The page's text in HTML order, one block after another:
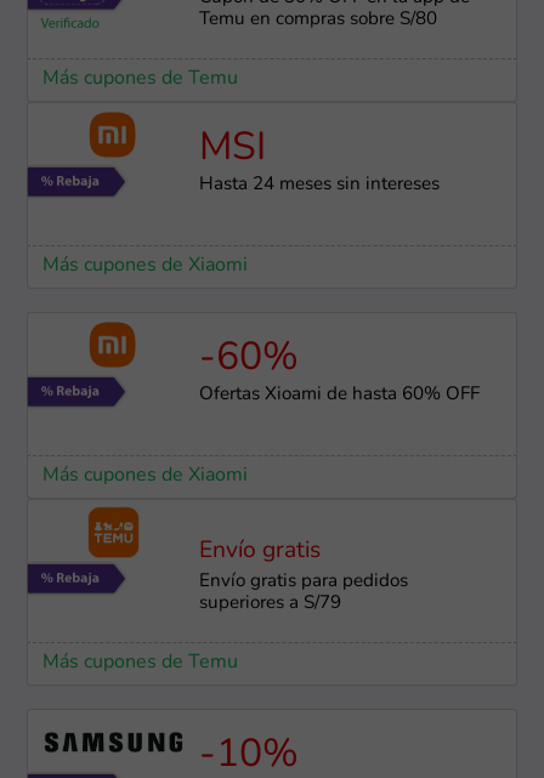
Temu en compras sobre S/80
Más cupones de Temu
MSI
Hasta 24 meses sin intereses
Más cupones de Xiaomi
-60%
Ofertas Xioami de hasta 60% OFF
Más cupones de Xiaomi
Envío gratis
Envío gratis para pedidos
superiores a S/79
Más cupones de Temu
-10%